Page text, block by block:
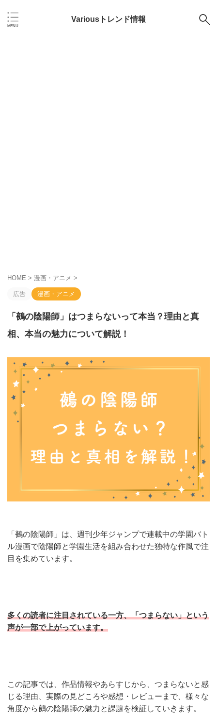
Variousトレンド情報
HOME > 漫画・アニメ >
広告 漫画・アニメ
「鵺の陰陽師」はつまらないって本当？理由と真
相、本当の魅力について解説！
「鵺の陰陽師」は、週刊少年ジャンプで連載中の学園バト
ル漫画で陰陽師と学園生活を組み合わせた独特な作風で注
目を集めています。
多くの読者に注目されている一方、「つまらない」という
声が一部で上がっています。
この記事では、作品情報やあらすじから、つまらないと感
じる理由、実際の見どころや感想・レビューまで、様々な
角度から鵺の陰陽師の魅力と課題を検証していきます。